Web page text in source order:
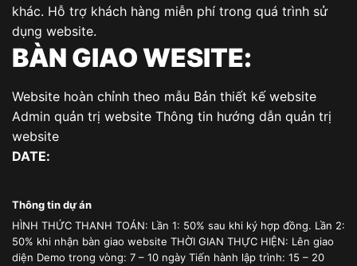
khác. Hỗ trợ khách hàng miễn phí trong quá trình sử
dụng website.
BÀN GIAO WESITE:
Website hoàn chỉnh theo mẫu Bản thiết kế website
Admin quản trị website Thông tin hướng dẫn quản trị
website
DATE:
Thông tin dự án
HÌNH THỨC THANH TOÁN: Lần 1: 50% sau khi ký hợp đồng. Lần 2:
50% khi nhận bàn giao website THỜI GIAN THỰC HIỆN: Lên giao
diện Demo trong vòng: 7 – 10 ngày Tiến hành lập trình: 15 – 20